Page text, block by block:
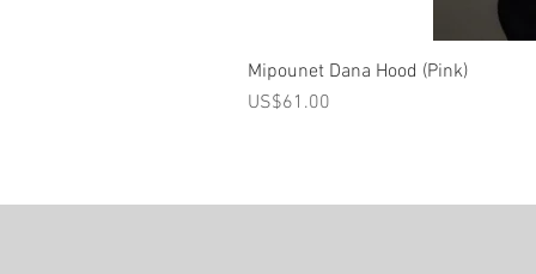
Mipounet Dana Hood (Pink)
가격
US$61.00